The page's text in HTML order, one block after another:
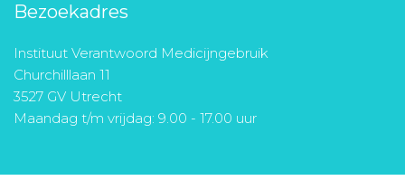
Bezoekadres
Instituut Verantwoord Medicijngebruik
Churchilllaan 11
3527 GV Utrecht
Maandag t/m vrijdag: 9.00 - 17.00 uur